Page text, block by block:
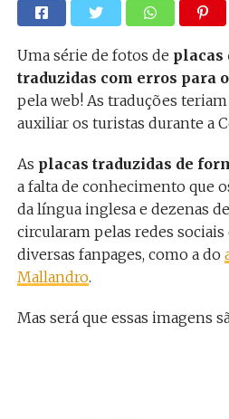
Uma série de fotos de placas
traduzidas com erros para
pela web! As traduções
auxiliar os turistas durante a
As placas traduzidas de
a falta de conhecimento que
da língua inglesa e dezenas
circularam pelas redes
diversas fanpages, como a do
Mallandro.
Mas será que essas imagens